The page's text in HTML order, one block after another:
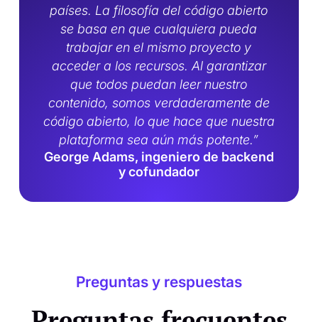
países. La filosofía del código abierto
se basa en que cualquiera pueda
trabajar en el mismo proyecto y
acceder a los recursos. Al garantizar
que todos puedan leer nuestro
contenido, somos verdaderamente de
código abierto, lo que hace que nuestra
plataforma sea aún más potente.”
George Adams, ingeniero de backend
y cofundador
Preguntas y respuestas